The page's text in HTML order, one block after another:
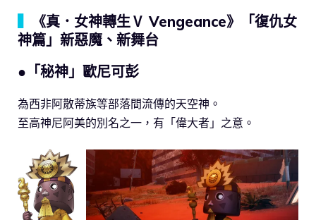
《真．女神轉生Ⅴ Vengeance》「復仇女
神篇」新惡魔、新舞台
●「秘神」歐尼可彭
為西非阿散蒂族等部落間流傳的天空神。
至高神尼阿美的別名之一，有「偉大者」之意。